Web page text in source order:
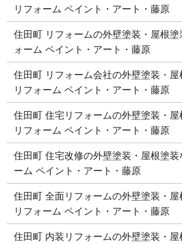
リフォーム ペイント・アート・藤原
住田町 リフォームの外壁塗装・屋根
ォーム ペイント・アート・藤原
住田町 リフォーム会社の外壁塗装・
リフォーム ペイント・アート・藤原
住田町 住宅リフォームの外壁塗装・
リフォーム ペイント・アート・藤原
住田町 住宅改修の外壁塗装・屋根塗
ーム ペイント・アート・藤原
住田町 全面リフォームの外壁塗装・
リフォーム ペイント・アート・藤原
住田町 内装リフォームの外壁塗装・